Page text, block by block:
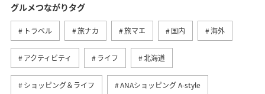
グルメつながりタグ
トラベル 旅ナカ 旅マエ 国内 海外
アクティビティ ライフ 北海道
ショッピング＆ライフ ANAショッピング A-style